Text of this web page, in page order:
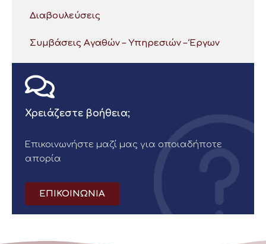
Διαβουλεύσεις
Συμβάσεις Αγαθών – Υπηρεσιών – Έργων
Χρειάζεστε βοήθεια;
Επικοινωνήστε μαζί μας για οποιαδήποτε
απορία
ΕΠΙΚΟΙΝΩΝΙΑ